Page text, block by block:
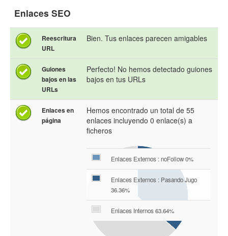
Enlaces SEO
Reescritura
URL
Bien. Tus enlaces parecen amigables
Guiones
bajos en las
URLs
Perfecto! No hemos detectado guiones
bajos en tus URLs
Enlaces en
página
Hemos encontrado un total de 55
enlaces incluyendo 0 enlace(s) a
ficheros
Enlaces Externos : noFollow 0%
Enlaces Externos : Pasando Jugo
36.36%
Enlaces Internos 63.64%